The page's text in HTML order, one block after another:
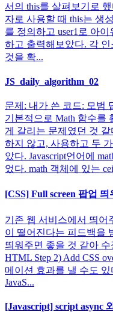
서의 this를 살펴보기로
자로 사용할 때 this는 생
를 정의하고 user1로 아
하고 출력해보았다. 각
것을 확...
JS_daily_algorithm_02
문제: 내가 쓴 코드: 모범
기본적으로 Math 함수를
게 갈리는 문제였던 것
하지 않고, 사용하고 두
았다. Javascript언어에
었다. math 객체에 있는
[CSS] Full screen 팝업 띄
기존 웹 서비스에서 띄어
이 떨어진다는 피드백을
띄워주면 좋을 것 같아 수
HTML Step 2) Add CSS
메이션 효과를 낼 수도 있
JavaS...
[Javascript] script async